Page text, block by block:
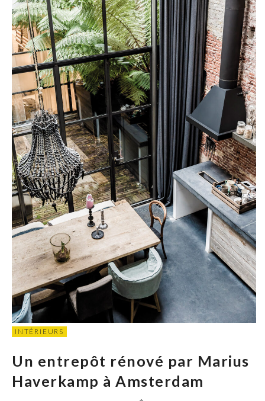
INTÉRIEURS
Un entrepôt rénové par Marius
Haverkamp à Amsterdam